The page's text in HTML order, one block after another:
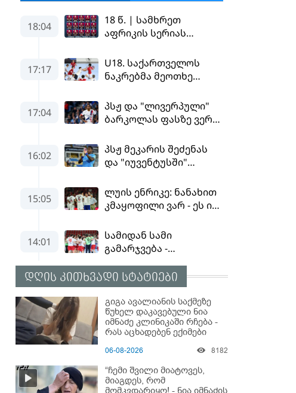
დღის კითხვადი სტატიები
გიგა ავალიანის საქმეზე
წუხელ დაკავებული ნია
იმნაძე კლინიკაში რჩება -
რას აცხადებენ ექიმები
06-08-2026 8182
“ჩემი შვილი მიატოვეს,
მიაგდეს, რომ
მომკვდარიყო! - ნია იმნაძის